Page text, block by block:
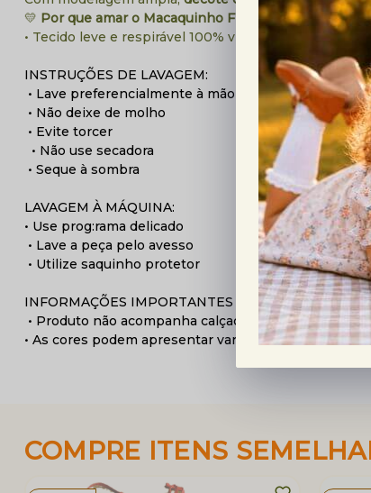
💛 Por que amar o Macaquinho Floricultura:
• Tecido leve e respirável 100% viscose
INSTRUÇÕES DE LAVAGEM:
• Lave preferencialmente à mão
• Não deixe de molho
• Evite torcer
• Não use secadora
• Seque à sombra
LAVAGEM À MÁQUINA:
• Use prog:rama delicado
• Lave a peça pelo avesso
• Utilize saquinho protetor
INFORMAÇÕES IMPORTANTES :
• Produto não acompanha calçados e acessórios
• As cores podem apresentar variação devido à
COMPRE ITENS